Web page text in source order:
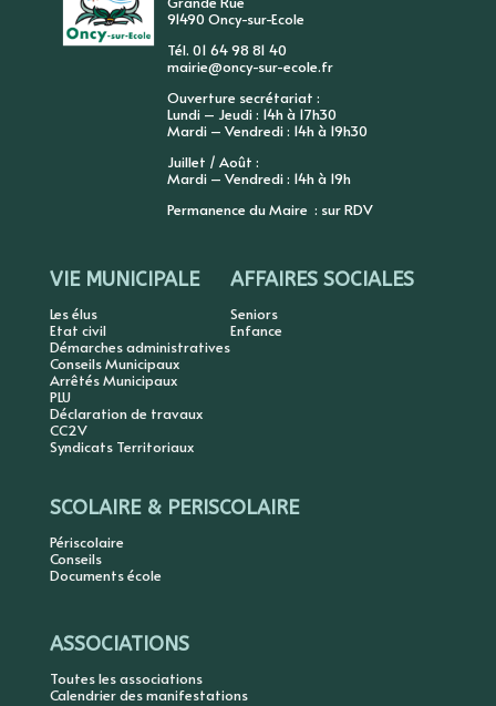
91490 Oncy-sur-Ecole
Tél. 01 64 98 81 40
mairie@oncy-sur-ecole.fr
Ouverture secrétariat :
Lundi – Jeudi : 14h à 17h30
Mardi – Vendredi : 14h à 19h30
Juillet / Août :
Mardi – Vendredi : 14h à 19h
Permanence du Maire : sur RDV
VIE MUNICIPALE
Les élus
Etat civil
Démarches administratives
Conseils Municipaux
Arrêtés Municipaux
PLU
Déclaration de travaux
CC2V
Syndicats Territoriaux
AFFAIRES SOCIALES
Seniors
Enfance
SCOLAIRE & PERISCOLAIRE
Périscolaire
Conseils
Documents école
ASSOCIATIONS
Toutes les associations
Calendrier des manifestations